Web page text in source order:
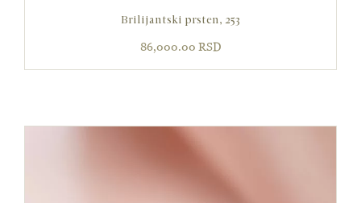
Brilijantski prsten, 253
86,000.00 RSD